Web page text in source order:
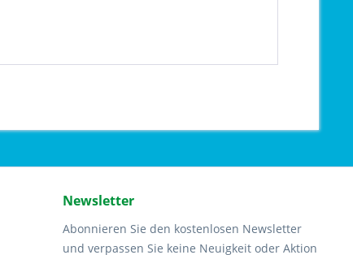
Newsletter
Abonnieren Sie den kostenlosen Newsletter
und verpassen Sie keine Neuigkeit oder Aktion